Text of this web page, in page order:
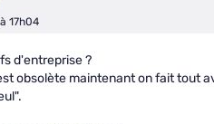
17h04
d'entreprise ?
obsolète maintenant on fait tout